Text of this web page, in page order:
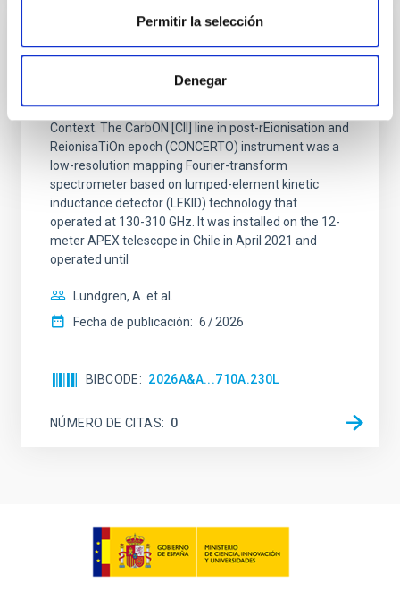
Permitir la selección
Denegar
CON ÁRBITRO
CONCERTO: Forward modelling of
Context. The CarbON [CII] line in post-rEionisation and
ReionisaTiOn epoch (CONCERTO) instrument was a
low-resolution mapping Fourier-transform
spectrometer based on lumped-element kinetic
inductance detector (LEKID) technology that
operated at 130-310 GHz. It was installed on the 12-
meter APEX telescope in Chile in April 2021 and
operated until
Lundgren, A. et al.
Fecha de publicación: 6 2026
BIBCODE 2026A&A...710A.230L
NÚMERO DE CITAS 0